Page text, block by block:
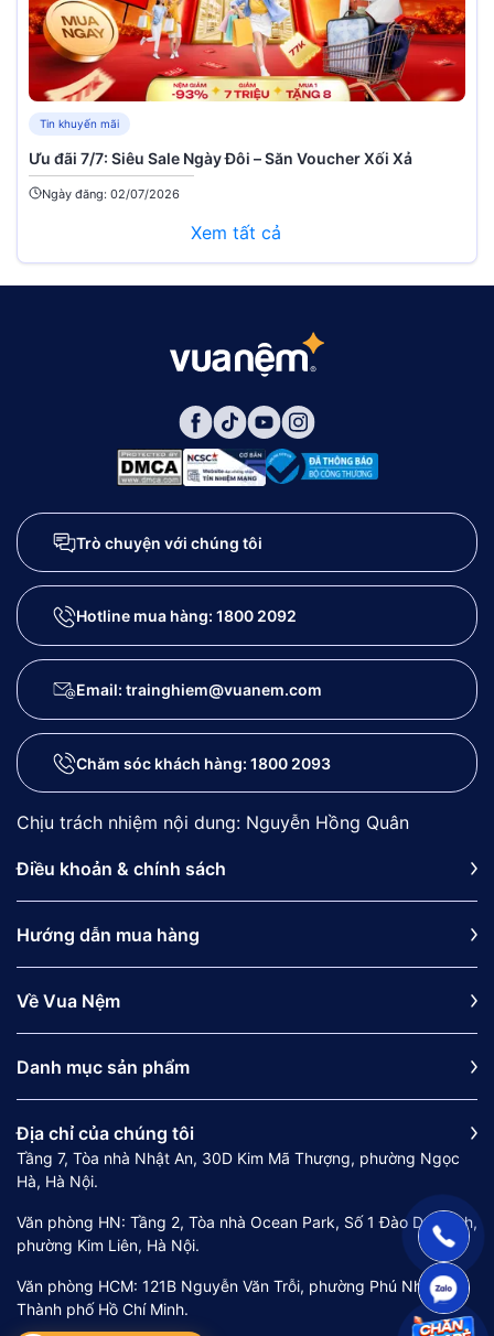
Tin khuyến mãi
Ưu đãi 7/7: Siêu Sale Ngày Đôi – Săn Voucher Xối Xả
Ngày đăng: 02/07/2026
Xem tất cả
Trò chuyện với chúng tôi
Hotline mua hàng: 1800 2092
Email: trainghiem@vuanem.com
Chăm sóc khách hàng: 1800 2093
Chịu trách nhiệm nội dung: Nguyễn Hồng Quân
Điều khoản & chính sách
Hướng dẫn mua hàng
Về Vua Nệm
Danh mục sản phẩm
Địa chỉ của chúng tôi
Tầng 7, Tòa nhà Nhật An, 30D Kim Mã Thượng, phường Ngọc
Hà, Hà Nội.
Văn phòng HN: Tầng 2, Tòa nhà Ocean Park, Số 1 Đào Duy Anh,
phường Kim Liên, Hà Nội.
Văn phòng HCM: 121B Nguyễn Văn Trỗi, phường Phú Nhuận,
Thành phố Hồ Chí Minh.